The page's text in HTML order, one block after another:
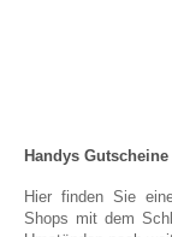
Handys Gutscheine
Hier finden Sie
Shops mit dem